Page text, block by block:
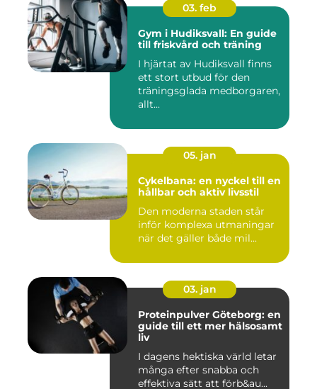
03. feb
Gym i Hudiksvall: En guide
till friskvård och träning
I hjärtat av Hudiksvall finns
ett stort utbud för den
träningsglada medborgaren,
allt...
05. jan
Cykelbana: en nyckel till en
hållbar och aktiv livsstil
Den moderna staden står
inför komplexa utmaningar
när det gäller både mil...
03. jan
Proteinpulver Göteborg: en
guide till ett mer hälsosamt
liv
I dagens hektiska värld letar
många efter snabba och
effektiva sätt att förb&au...